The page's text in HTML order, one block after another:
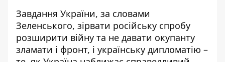
Завдання України, за словами
Зеленського, зірвати російську спробу
розширити війну та не давати окупанту
зламати і фронт, і українську дипломатію –